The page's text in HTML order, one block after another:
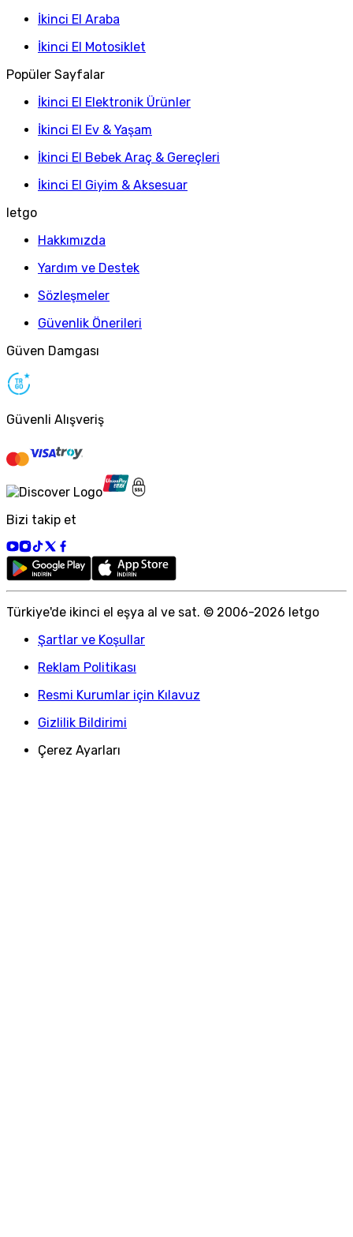
İkinci El Araba
İkinci El Motosiklet
Popüler Sayfalar
İkinci El Elektronik Ürünler
İkinci El Ev & Yaşam
İkinci El Bebek Araç & Gereçleri
İkinci El Giyim & Aksesuar
letgo
Hakkımızda
Yardım ve Destek
Sözleşmeler
Güvenlik Önerileri
Güven Damgası
Güvenli Alışveriş
Bizi takip et
Türkiye'de ikinci el eşya al ve sat. © 2006-2026 letgo
Şartlar ve Koşullar
Reklam Politikası
Resmi Kurumlar için Kılavuz
Gizlilik Bildirimi
Çerez Ayarları